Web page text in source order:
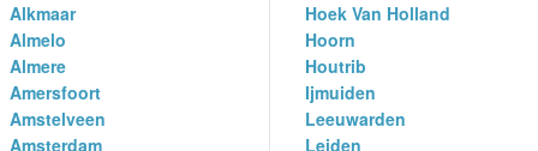
Alkmaar
Almelo
Almere
Amersfoort
Amstelveen
Amsterdam
Hoek Van Holland
Hoorn
Houtrib
Ijmuiden
Leeuwarden
Leiden